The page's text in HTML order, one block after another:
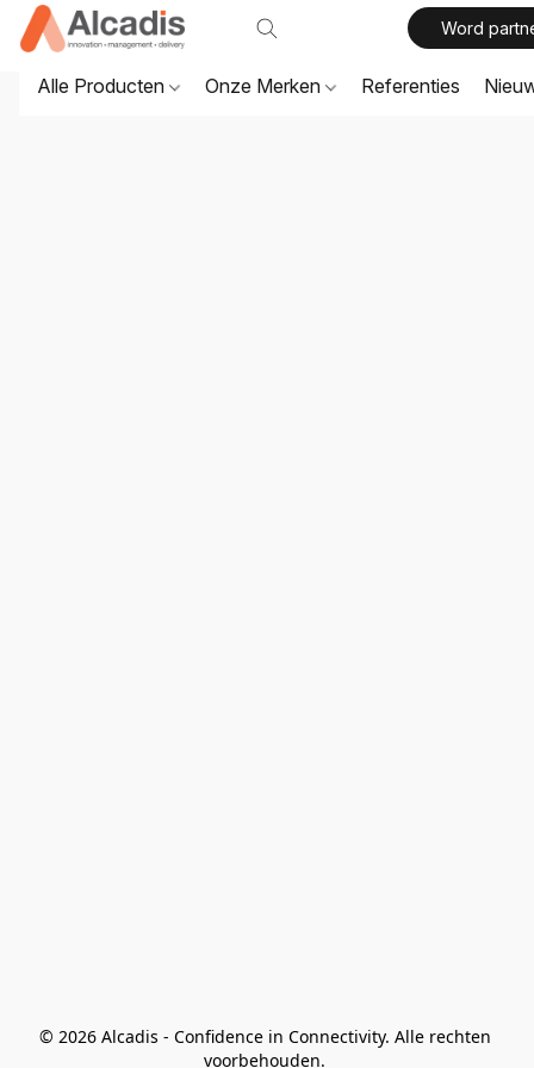
Word
Alle Producten Onze Merken Referenties
© 2026 Alcadis - Confidence in Connectivity. Alle rechten
voorbehouden.